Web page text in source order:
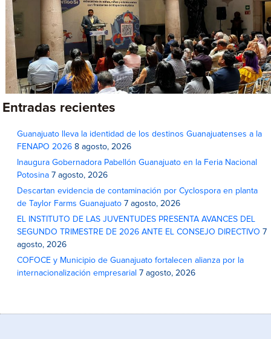
Entradas recientes
Guanajuato lleva la identidad de los destinos Guanajuatenses a la
FENAPO 2026 8 agosto, 2026
Inaugura Gobernadora Pabellón Guanajuato en la Feria Nacional
Potosina 7 agosto, 2026
Descartan evidencia de contaminación por Cyclospora en planta
de Taylor Farms Guanajuato 7 agosto, 2026
EL INSTITUTO DE LAS JUVENTUDES PRESENTA AVANCES DEL
SEGUNDO TRIMESTRE DE 2026 ANTE EL CONSEJO DIRECTIVO 7
agosto, 2026
COFOCE y Municipio de Guanajuato fortalecen alianza por la
internacionalización empresarial 7 agosto, 2026